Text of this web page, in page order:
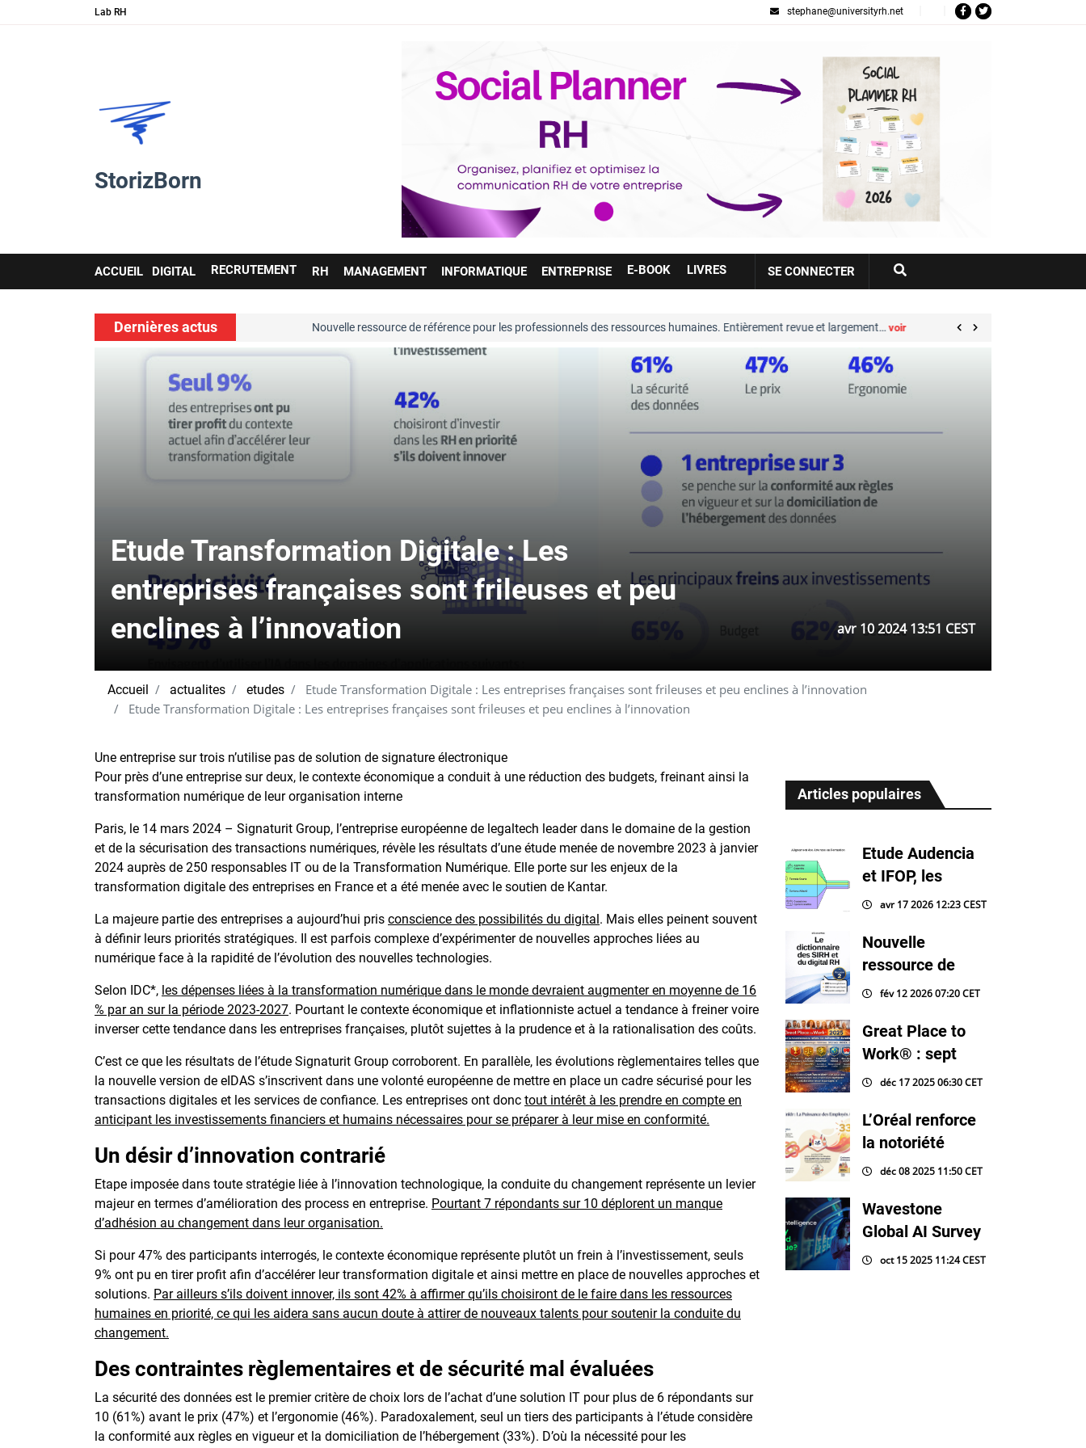
Lab RH stephane@universityrh.net
StorizBorn
Main
navigation
ACCUEIL DIGITAL RECRUTEMENT RH MANAGEMENT INFORMATIQUE ENTREPRISE E-BOOK LIVRES
Votre
compte
SE CONNECTER
Dernières actus Nouvelle ressource de référence pour les professionnels des ressources humaines. Entièrement revue et largement… voir Great Place to Work® :
Etude Transformation Digitale : Les
entreprises françaises sont frileuses et peu
enclines à l’innovation
avr 10 2024 13:51 CEST
Accueil actualites etudes
Etude Transformation Digitale : Les entreprises françaises sont frileuses et peu enclines à l’innovation
Etude Transformation Digitale : Les entreprises françaises sont frileuses et peu enclines à l’innovation
Une entreprise sur trois n’utilise pas de solution de signature électronique
Pour près d’une entreprise sur deux, le contexte économique a conduit à une réduction des budgets, freinant ainsi la
transformation numérique de leur organisation interne
Paris, le 14 mars 2024 – Signaturit Group, l’entreprise européenne de legaltech leader dans le domaine de la gestion
et de la sécurisation des transactions numériques, révèle les résultats d’une étude menée de novembre 2023 à janvier
2024 auprès de 250 responsables IT ou de la Transformation Numérique. Elle porte sur les enjeux de la
transformation digitale des entreprises en France et a été menée avec le soutien de Kantar.
La majeure partie des entreprises a aujourd’hui pris conscience des possibilités du digital . Mais elles peinent souvent
à définir leurs priorités stratégiques. Il est parfois complexe d’expérimenter de nouvelles approches liées au
numérique face à la rapidité de l’évolution des nouvelles technologies.
Selon IDC*, les dépenses liées à la transformation numérique dans le monde devraient augmenter en moyenne de 16
% par an sur la période 2023-2027. Pourtant le contexte économique et inflationniste actuel a tendance à freiner voire
inverser cette tendance dans les entreprises françaises, plutôt sujettes à la prudence et à la rationalisation des coûts.
C’est ce que les résultats de l’étude Signaturit Group corroborent. En parallèle, les évolutions règlementaires telles que
la nouvelle version de eIDAS s’inscrivent dans une volonté européenne de mettre en place un cadre sécurisé pour les
transactions digitales et les services de confiance. Les entreprises ont donc tout intérêt à les prendre en compte en
anticipant les investissements financiers et humains nécessaires pour se préparer à leur mise en conformité.
Un désir d’innovation contrarié
Etape imposée dans toute stratégie liée à l’innovation technologique, la conduite du changement représente un levier
majeur en termes d’amélioration des process en entreprise. Pourtant 7 répondants sur 10 déplorent un manque
d’adhésion au changement dans leur organisation.
Si pour 47% des participants interrogés, le contexte économique représente plutôt un frein à l’investissement, seuls
9% ont pu en tirer profit afin d’accélérer leur transformation digitale et ainsi mettre en place de nouvelles approches et
solutions. Par ailleurs s’ils doivent innover, ils sont 42% à affirmer qu’ils choisiront de le faire dans les ressources
humaines en priorité, ce qui les aidera sans aucun doute à attirer de nouveaux talents pour soutenir la conduite du
changement.
Des contraintes règlementaires et de sécurité mal évaluées
La sécurité des données est le premier critère de choix lors de l’achat d’une solution IT pour plus de 6 répondants sur
10 (61%) avant le prix (47%) et l’ergonomie (46%). Paradoxalement, seul un tiers des participants à l’étude considère
la conformité aux règles en vigueur et la domiciliation de l’hébergement (33%). D’où la nécessité pour les
Articles populaires
Etude Audencia
et IFOP, les
avr 17 2026 12:23 CEST
Nouvelle
ressource de
fév 12 2026 07:20 CET
Great Place to
Work® : sept
déc 17 2025 06:30 CET
L’Oréal renforce
la notoriété
déc 08 2025 11:50 CET
Wavestone
Global AI Survey
oct 15 2025 11:24 CEST